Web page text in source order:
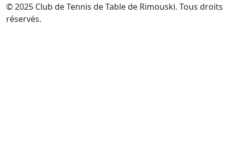
© 2025 Club de Tennis de Table de Rimouski. Tous droits
réservés.